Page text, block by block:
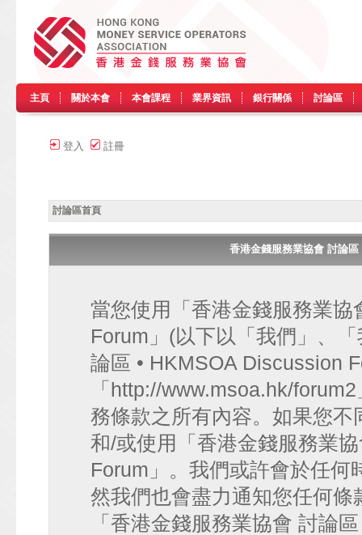
主頁 關於本會 本會課程 業界資訊 銀行關係 討論區
登入 註冊
討論區首頁
香港金錢服務業協會 討論
當您使用「香港金錢服務業
Forum」(以下以「我們」、
論區 • HKMSOA Discussion
「http://www.msoa.hk/
務條款之所有內容。如果您
和/或使用「香港金錢服務業
Forum」。我們或許會於任何
然我們也會盡力通知您任何
「香港金錢服務業協會 討論